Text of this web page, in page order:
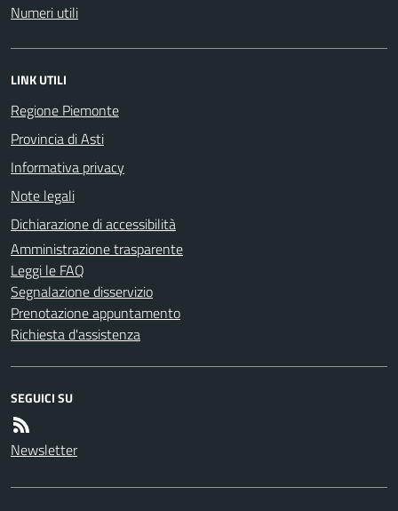
Numeri utili
LINK UTILI
Regione Piemonte
Provincia di Asti
Informativa privacy
Note legali
Dichiarazione di accessibilità
Amministrazione trasparente
Leggi le FAQ
Segnalazione disservizio
Prenotazione appuntamento
Richiesta d'assistenza
SEGUICI SU
Newsletter